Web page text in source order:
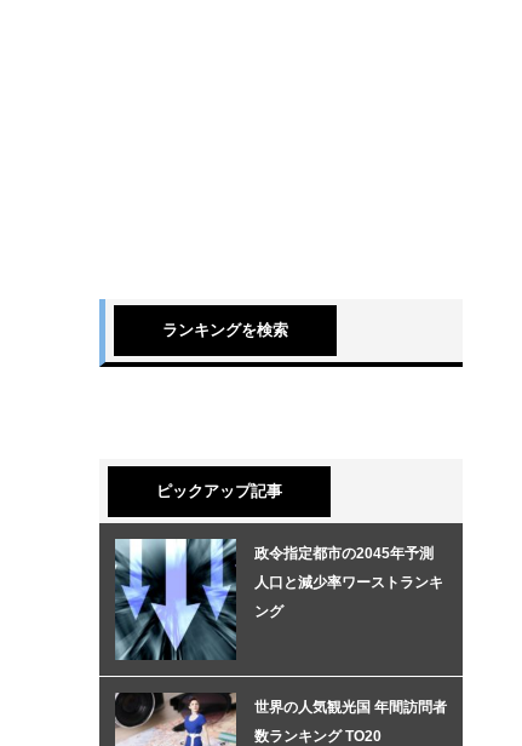
ランキングを検索
ピックアップ記事
政令指定都市の2045年予測
人口と減少率ワーストランキ
ング
世界の人気観光国 年間訪問者
数ランキング TO20